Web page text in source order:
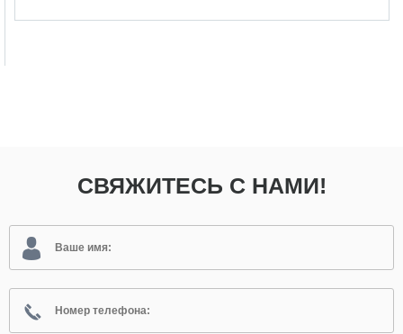
СВЯЖИТЕСЬ С НАМИ!